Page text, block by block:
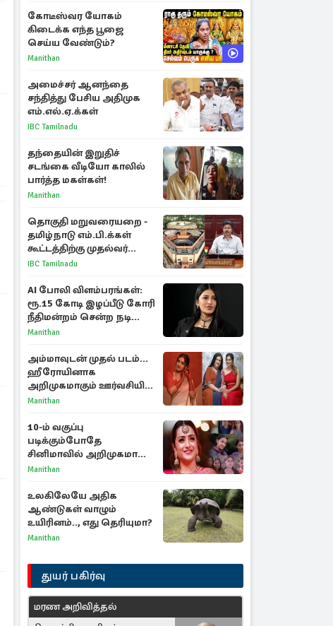
கோடீஸ்வர யோகம்
கிடைக்க எந்த பூஜை
செய்ய வேண்டும்?
Manithan
அமைச்சர் ஆனந்தை
சந்தித்து பேசிய அதிமுக
எம்.எல்.ஏ.க்கள்
IBC Tamilnadu
தந்தையின் இறுதிச்
சடங்கை வீடியோ காலில்
பார்த்த மகள்கள்!
Manithan
தொகுதி மறுவரையறை -
தமிழ்நாடு எம்.பி.க்கள்
கூட்டத்திற்கு முதல்வர்
விஜய் அழைப்பு
IBC Tamilnadu
AI போலி விளம்பரங்கள்:
ரூ.15 கோடி இழப்பீடு கோரி
நீதிமன்றம் சென்ற நடிகை
ஸ்ருதி ஹாசன்!
Manithan
அம்மாவுடன் முதல் படம்...
ஹீரோயினாக
அறிமுகமாகும் ஊர்வசியின்
மகள் தேஜலட்சுமி!
Manithan
10-ம் வகுப்பு
படிக்கும்போதே
சினிமாவில் அறிமுகமான
த்ரிஷா! உண்மையை
காந்தி
Manithan
உலகிலேயே அதிக
ஆண்டுகள் வாழும்
உயிரினம்.., எது தெரியுமா?
Manithan
துயர் பகிர்வு
மரண அறிவித்தல்